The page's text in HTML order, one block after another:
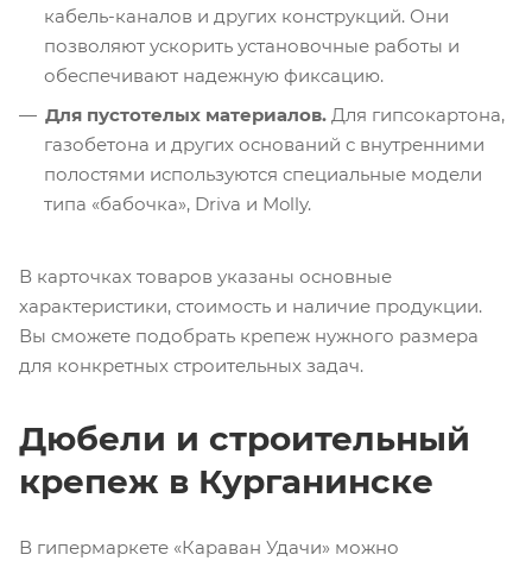
кабель-каналов и других конструкций. Они
позволяют ускорить установочные работы и
обеспечивают надежную фиксацию.
Для пустотелых материалов. Для гипсокартона,
газобетона и других оснований с внутренними
полостями используются специальные модели
типа «бабочка», Driva и Molly.
В карточках товаров указаны основные
характеристики, стоимость и наличие продукции.
Вы сможете подобрать крепеж нужного размера
для конкретных строительных задач.
Дюбели и строительный
крепеж в Курганинске
В гипермаркете «Караван Удачи» можно